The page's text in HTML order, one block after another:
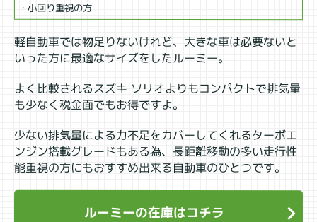
・小回り重視の方
軽自動車では物足りないけれど、大きな車は必要ないと
いった方に最適なサイズをしたルーミー。
よく比較されるスズキ ソリオよりもコンパクトで排気量
も少なく税金面でもお得ですよ。
少ない排気量による力不足をカバーしてくれるターボエ
ンジン搭載グレードもある為、長距離移動の多い走行性
能重視の方にもおすすめ出来る自動車のひとつです。
ルーミーの在庫はコチラ